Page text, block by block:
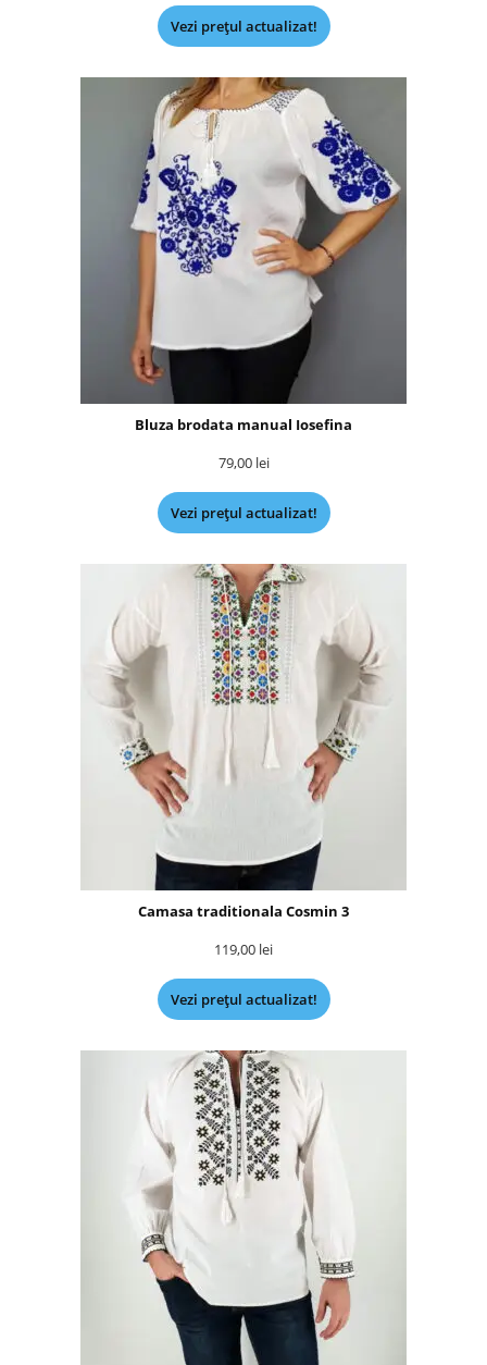
Vezi prețul actualizat!
Bluza brodata manual Iosefina
79,00 lei
Vezi prețul actualizat!
Camasa traditionala Cosmin 3
119,00 lei
Vezi prețul actualizat!